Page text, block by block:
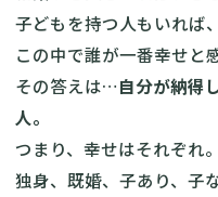
子どもを持つ人もいれば
この中で誰が一番幸せと
その答えは…自分が納得
人。
つまり、幸せはそれぞれ。
独身、既婚、子あり、子